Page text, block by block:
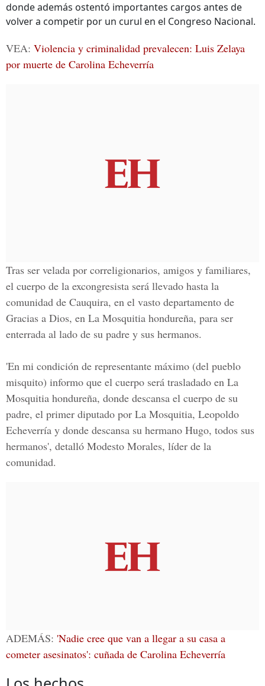
donde además ostentó importantes cargos antes de
volver a competir por un curul en el Congreso Nacional.
VEA: Violencia y criminalidad prevalecen: Luis Zelaya
por muerte de Carolina Echeverría
Tras ser velada por correligionarios, amigos y familiares,
el cuerpo de la excongresista será llevado hasta la
comunidad de Cauquira, en el vasto departamento de
Gracias a Dios, en La Mosquitia hondureña, para ser
enterrada al lado de su padre y sus hermanos.
'En mi condición de representante máximo (del pueblo
misquito) informo que el cuerpo será trasladado en La
Mosquitia hondureña, donde descansa el cuerpo de su
padre, el primer diputado por La Mosquitia, Leopoldo
Echeverría y donde descansa su hermano Hugo, todos sus
hermanos', detalló Modesto Morales, líder de la
comunidad.
ADEMÁS: 'Nadie cree que van a llegar a su casa a
cometer asesinatos': cuñada de Carolina Echeverría